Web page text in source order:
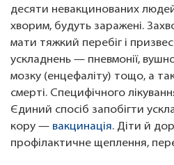
десяти невакцинованих
хворим, будуть заражені.
мати тяжкий перебіг і
ускладнень — пневмонії,
мозку (енцефаліту) тощо, а
смерті. Специфічного
Єдиний спосіб запобігти
кору — вакцинація. Діти й
профілактичне щеплення,